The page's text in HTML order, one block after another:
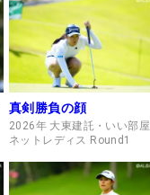
真剣勝負の顔
2026年 大東建託・いい部屋
ネットレディス Round1